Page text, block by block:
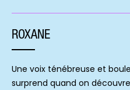
ROXANE
Une voix ténébreuse et
surprend quand on découvre